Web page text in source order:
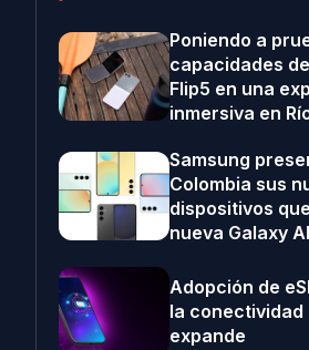
Poniendo a
capacidades
Flip5 en una
inmersiva en
Samsung
Colombia sus
dispositivos
nueva Galaxy AI
Adopción de
la conectividad
expande